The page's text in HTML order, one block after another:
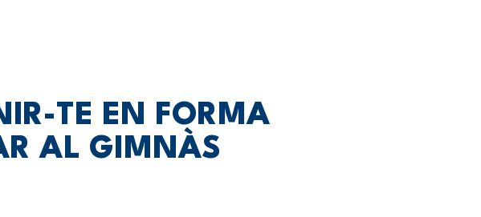
TE EN FORMA
AL GIMNÀS